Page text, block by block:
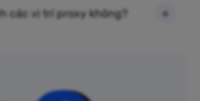
các vị trí proxy không?